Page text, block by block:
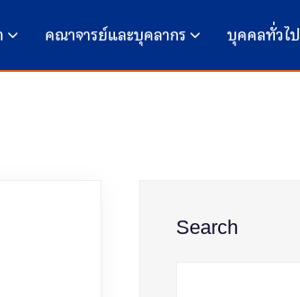
คณาจารย์และบุคลากร บุคคลทั่วไป
Search